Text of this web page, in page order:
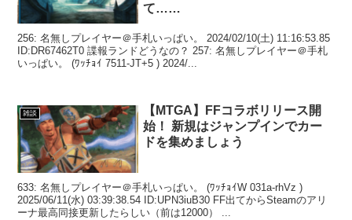
て……
256: 名無しプレイヤー＠手札いっぱい。 2024/02/10(土) 11:16:53.85
ID:DR67462T0 諜報ランドどうなの？ 257: 名無しプレイヤー＠手札
いっぱい。 (ﾜｯﾁｮｲ 7511-JT+5 ) 2024/...
雑談
【MTGA】FFコラボリリース開
始！ 新規はジャンプインでカー
ドを集めましょう
633: 名無しプレイヤー＠手札いっぱい。 (ﾜｯﾁｮｲW 031a-rhVz )
2025/06/11(水) 03:39:38.54 ID:UPN3iuB30 FF出てからSteamのアリ
ーナ最高同接更新したらしい（前は12000） ...